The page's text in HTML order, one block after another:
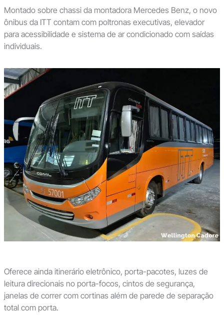
Montado sobre chassi da montadora Mercedes Benz, o novo
ônibus da ITT contam com poltronas executivas, elevador
para acessibilidade e sistema de ar condicionado com saídas
individuais.
Oferece ainda itinerário eletrônico, porta-pacotes, luzes de
leitura direcionais no porta-focos, cintos de segurança,
janelas de correr com cortinas além de parede de separação
total com porta.